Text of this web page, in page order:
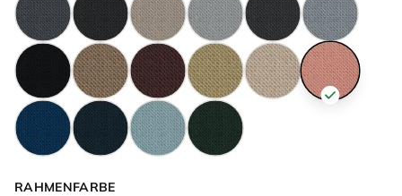
RAHMENFARBE